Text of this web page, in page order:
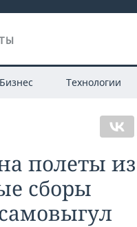
Бизнес Технологии
полеты из
сборы